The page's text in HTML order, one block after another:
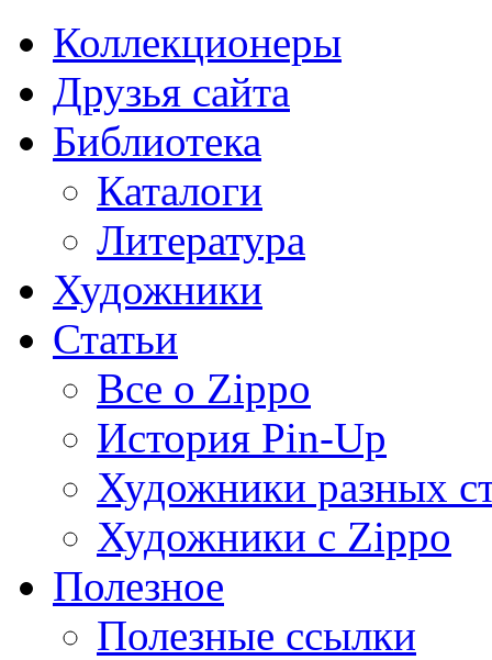
Коллекционеры
Друзья сайта
Библиотека
Каталоги
Литература
Художники
Статьи
Все о Zippo
История Pin-Up
Художники разных
Художники с Zippo
Полезное
Полезные ссылки